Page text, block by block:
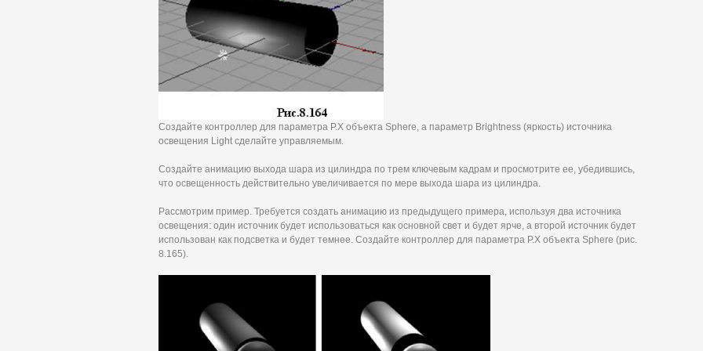
Создайте контроллер для параметра Р.Х объекта Sphere, а параметр Brightness (яркость) источника
освещения Light сделайте управляемым.
Создайте анимацию выхода шара из цилиндра по трем ключевым кадрам и просмотрите ее, убедившись,
что освещенность действительно увеличивается по мере выхода шара из цилиндра.
Рассмотрим пример. Требуется создать анимацию из предыдущего примера, используя два источника
освещения: один источник будет использоваться как основной свет и будет ярче, а второй источник будет
использован как подсветка и будет темнее. Создайте контроллер для параметра Р.Х объекта Sphere (рис.
8.165).